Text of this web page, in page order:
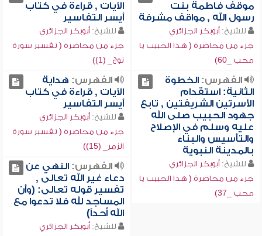
موقف فاطمة بنت
رسول الله , مواقف مشرفة
للشيخ: أبوبكر الجزائري
جزء من محاضرة ( هذا الحبيب يا
محب _60)
الآيات , قراءة في كتاب
أيسر التفاسير
للشيخ: أبوبكر الجزائري
جزء من محاضرة ( تفسير سورة
نوح_ (1))
الفهرس:الخطوة
الثانية: استقدام
الأسرتين الشريفتين , تابع
جهود الحبيب صلى الله
عليه وسلم في الإصلاح
والتأسيس والبناء
بالمدينة النبوية
للشيخ: أبوبكر الجزائري
جزء من محاضرة ( هذا الحبيب يا
محب _37)
الفهرس: هداية
الآيات , قراءة في كتاب
أيسر التفاسير
للشيخ: أبوبكر الجزائري
جزء من محاضرة ( تفسير سورة
الزمر_ (15))
الفهرس:النهي عن
دعاء غير الله تعالى ,
تفسير قوله تعالى: (وأن
المساجد لله فلا تدعوا مع
الله أحداً)
للشيخ: أبوبكر الجزائري